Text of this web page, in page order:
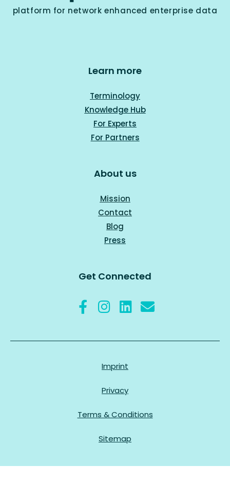
platform for network enhanced enterprise data
Learn more
Terminology
Knowledge Hub
For Experts
For Partners
About us
Mission
Contact
Blog
Press
Get Connected
Imprint
Privacy
Terms & Conditions
Sitemap